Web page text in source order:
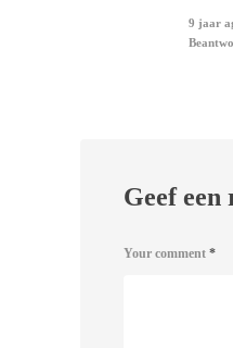
9 jaar
Geef een
Your comment *